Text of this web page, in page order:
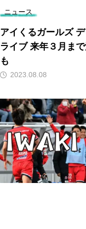
ニュース
アイくるガールズ
ライブ 来年３月ま
も
2023.08.08